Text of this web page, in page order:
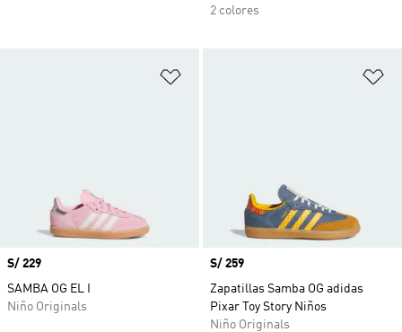
2 colores
Precio
S/ 229
SAMBA OG EL I
Niño Originals
Precio
S/ 259
Zapatillas Samba OG adidas
Pixar Toy Story Niños
Niño Originals